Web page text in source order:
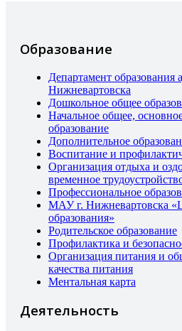
Образование
Департамент образования
Нижневартовска
Дошкольное общее
Начальное общее,
образование
Дополнительное
Воспитание и
Организация отдыха и
временное
Профессиональное
МАУ г. Нижневартовска
образования»
Родительское образование
Профилактика и
Организация питания и
качества питания
Ментальная карта
Деятельность